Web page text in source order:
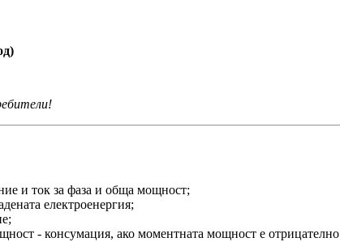
и ток за фаза и обща мощност;
електроенергия;
- консумация, ако моментната мощност е отрицателно